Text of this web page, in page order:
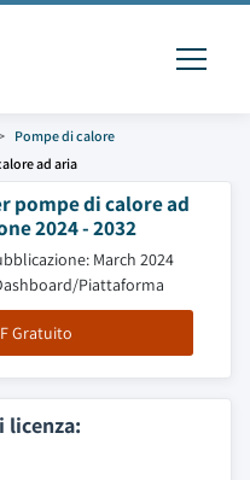
Pompe di calore
ad aria
pompe di calore ad
2024 - 2032
March 2024
Piattaforma
Gratuito
licenza: